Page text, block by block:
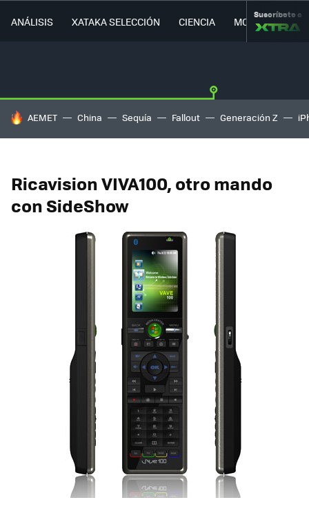
ANÁLISIS XATAKA SELECCIÓN CIENCIA MOVILIDAD
Suscríbete a
HOY SE HABLA DE
AEMET China Sequía Fallout Generación Z
Ricavision VIVA100, otro mando
con SideShow